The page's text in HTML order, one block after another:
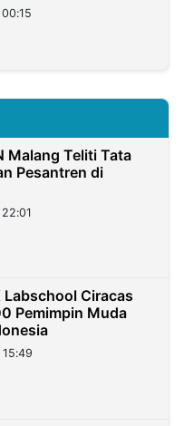
Malang Teliti Tata
Pesantren di
Labschool Ciracas
Pemimpin Muda